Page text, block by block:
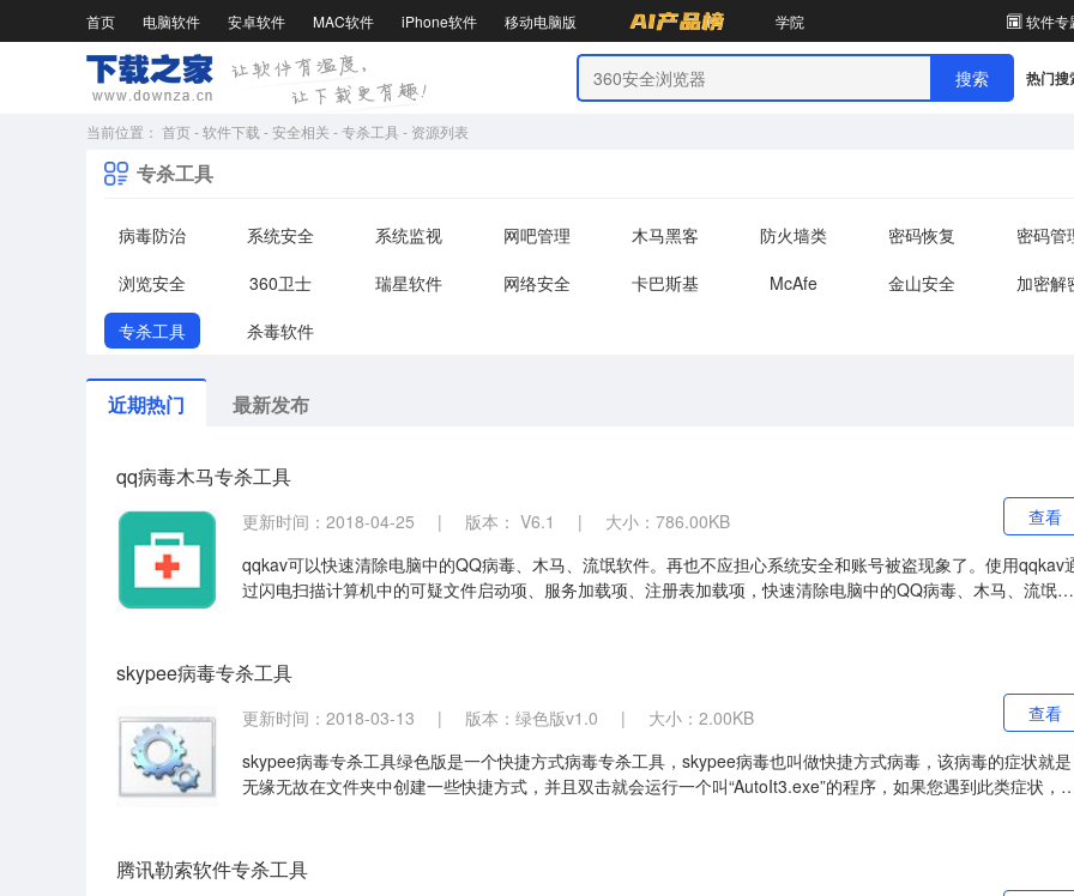
首页 电脑软件 安卓软件 MAC软件 iPhone软件 移动电脑版 学院 软件专
热门搜
当前位置： 首页-软件下载 -安全相关 -专杀工具 - 资源列表
专杀工具
病毒防治 系统安全 系统监视 网吧管理 木马黑客 防火墙类 密码恢复
密码管
浏览安全
360卫士 瑞星软件 网络安全 卡巴斯基 McAfe 金山安全
加密解
专杀工具
杀毒软件
近期热门 最新发布
qq病毒木马专杀工具
更新时间：2018-04-25 | 版本： V6.1 |
大小：786.00KB
qqkav可以快速清除电脑中的QQ病毒、木马、流氓软件。再也不应担心系统安全和账号被盗现象了。使用qqkav
过闪电扫描计算机中的可疑文件启动项、服务加载项、注册表加载项，快速清除电脑中的QQ病毒、木马、流氓软
查看
skypee病毒专杀工具
更新时间：2018-03-13 | 版本：绿色版v1.0 |
大小：2.00KB
skypee病毒专杀工具绿色版是一个快捷方式病毒专杀工具，skypee病毒也叫做快捷方式病毒，该病毒的症状就是
无缘无故在文件夹中创建一些快捷方式，并且双击就会运行一个叫“AutoIt3.exe”的程序，如果您遇到此类症状，
查看
腾讯勒索软件专杀工具